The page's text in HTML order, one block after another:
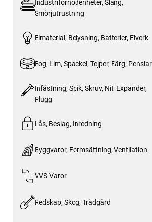
Industriförnödenheter, Slang,
Smörjutrustning
Elmaterial, Belysning, Batterier, Elverk
Fog, Lim, Spackel, Tejper, Färg, Penslar
Infästning, Spik, Skruv, Nit, Expander,
Plugg
Lås, Beslag, Inredning
Byggvaror, Formsättning, Ventilation
VVS-Varor
Redskap, Skog, Trädgård